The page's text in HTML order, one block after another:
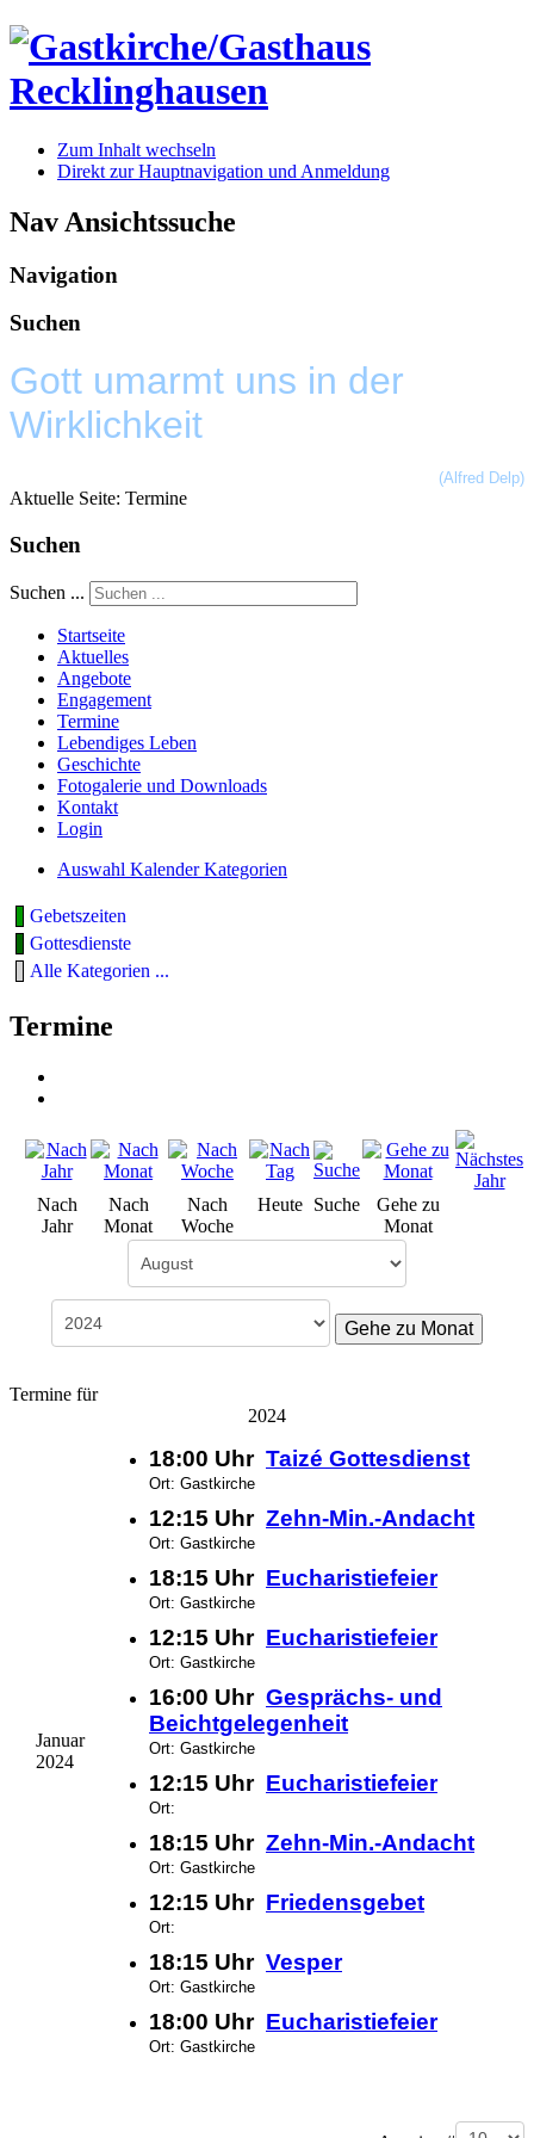
Zum Inhalt wechseln
Direkt zur Hauptnavigation und Anmeldung
Nav Ansichtssuche
Navigation
Suchen
Gott umarmt uns in der
Wirklichkeit
(Alfred Delp)
Aktuelle Seite: Termine
Suchen
Suchen ...
Startseite
Aktuelles
Angebote
Engagement
Termine
Lebendiges Leben
Geschichte
Fotogalerie und Downloads
Kontakt
Login
Auswahl Kalender Kategorien
Gebetszeiten
Gottesdienste
Alle Kategorien ...
Termine
Nach
Jahr
Nach
Monat
Nach
Woche
Heute Suche
Gehe zu
Monat
Gehe zu Monat
Termine für
2024
Januar
2024
18:00 Uhr Taizé Gottesdienst
Ort: Gastkirche
12:15 Uhr Zehn-Min.-Andacht
Ort: Gastkirche
18:15 Uhr Eucharistiefeier
Ort: Gastkirche
12:15 Uhr Eucharistiefeier
Ort: Gastkirche
16:00 Uhr Gesprächs- und
Beichtgelegenheit
Ort: Gastkirche
12:15 Uhr Eucharistiefeier
Ort:
18:15 Uhr Zehn-Min.-Andacht
Ort: Gastkirche
12:15 Uhr Friedensgebet
Ort:
18:15 Uhr Vesper
Ort: Gastkirche
18:00 Uhr Eucharistiefeier
Ort: Gastkirche